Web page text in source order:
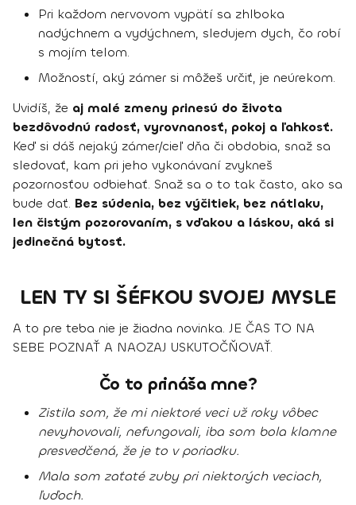
Pri každom nervovom vypätí sa zhlboka
nadýchnem a vydýchnem, sledujem dych, čo robí
s mojím telom.
Možností, aký zámer si môžeš určiť, je neúrekom.
Uvidíš, že aj malé zmeny prinesú do života
bezdôvodnú radosť, vyrovnanosť, pokoj a ľahkosť.
Keď si dáš nejaký zámer/cieľ dňa či obdobia, snaž sa
sledovať, kam pri jeho vykonávaní zvykneš
pozornosťou odbiehať. Snaž sa o to tak často, ako sa
bude dať. Bez súdenia, bez výčitiek, bez nátlaku,
len čistým pozorovaním, s vďakou a láskou, aká si
jedinečná bytosť.
LEN TY SI ŠÉFKOU SVOJEJ MYSLE
A to pre teba nie je žiadna novinka. JE ČAS TO NA
SEBE POZNAŤ A NAOZAJ USKUTOČŇOVAŤ.
Čo to prináša mne?
Zistila som, že mi niektoré veci už roky vôbec
nevyhovovali, nefungovali, iba som bola klamne
presvedčená, že je to v poriadku.
Mala som zaťaté zuby pri niektorých veciach,
ľuďoch.